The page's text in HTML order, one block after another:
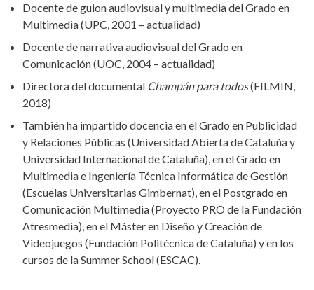
Docente de guion audiovisual y multimedia del Grado en
Multimedia (UPC, 2001 – actualidad)
Docente de narrativa audiovisual del Grado en
Comunicación (UOC, 2004 – actualidad)
Directora del documental Champán para todos(FILMIN,
2018)
También ha impartido docencia en el Grado en Publicidad
y Relaciones Públicas (Universidad Abierta de Cataluña y
Universidad Internacional de Cataluña), en el Grado en
Multimedia e Ingeniería Técnica Informática de Gestión
(Escuelas Universitarias Gimbernat), en el Postgrado en
Comunicación Multimedia (Proyecto PRO de la Fundación
Atresmedia), en el Máster en Diseño y Creación de
Videojuegos (Fundación Politécnica de Cataluña) y en los
cursos de la Summer School (ESCAC).